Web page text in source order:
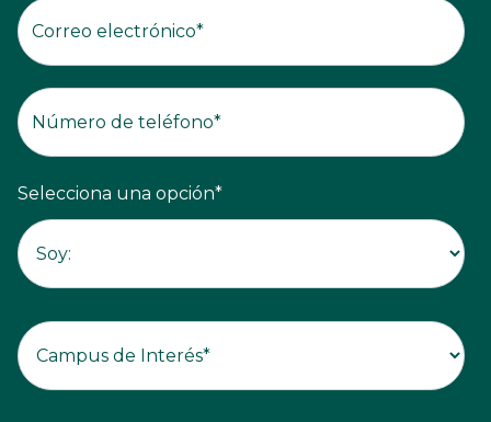
Selecciona una opción*